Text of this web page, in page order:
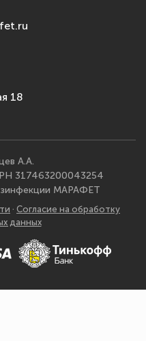
18
А.А.
317463200043254
МАРАФЕТ
· Согласие на обработку
данных